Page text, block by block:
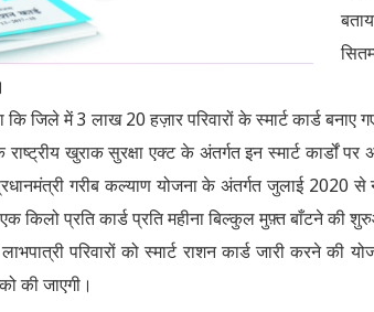
कि जिले में 3 लाख 20 हज़ार परिवारों के स्मार्ट कार्ड
राष्ट्रीय खुराक सुरक्षा एक्ट के अंतर्गत इन स्मार्ट
गरीब कल्याण योजना के अंतर्गत जुलाई 2020
किलो प्रति कार्ड प्रति महीना बिल्कुल मुफ़्त बाँटने की
परिवारों को स्मार्ट राशन कार्ड जारी करने
की जाएगी।